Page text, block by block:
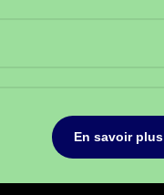
En savoir plus